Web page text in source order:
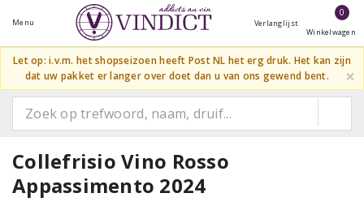
Menu Verlanglijst
0
Winkelwagen
Let op: i.v.m. het shopseizoen heeft Post NL het erg druk. Het kan zijn
dat uw pakket er langer over doet dan u van ons gewend bent.
×
Collefrisio Vino Rosso
Appassimento 2024